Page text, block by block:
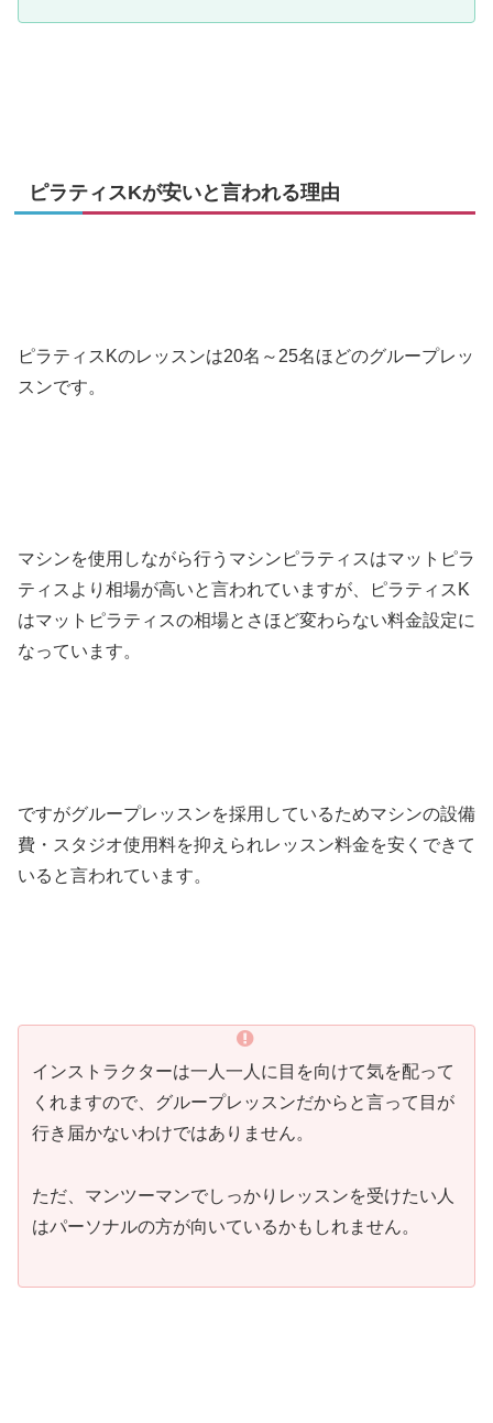
ピラティスKが安いと言われる理由
ピラティスKのレッスンは20名～25名ほどのグループレッ
スンです。
マシンを使用しながら行うマシンピラティスはマットピラ
ティスより相場が高いと言われていますが、ピラティスK
はマットピラティスの相場とさほど変わらない料金設定に
なっています。
ですがグループレッスンを採用しているためマシンの設備
費・スタジオ使用料を抑えられレッスン料金を安くできて
いると言われています。
インストラクターは一人一人に目を向けて気を配って
くれますので、グループレッスンだからと言って目が
行き届かないわけではありません。
ただ、マンツーマンでしっかりレッスンを受けたい人
はパーソナルの方が向いているかもしれません。